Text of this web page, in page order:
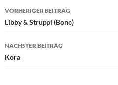
Beitragsnavigation
VORHERIGER BEITRAG
Libby & Struppi (Bono)
NÄCHSTER BEITRAG
Kora